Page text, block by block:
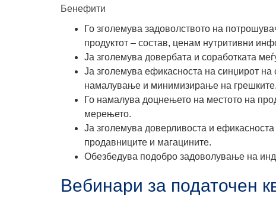
Бенефити
Го зголемува задоволството на
продуктот – состав, ценам нутритивни
Ја зголемува довербата и соработката
Ја зголемува ефикасноста на синџирот
намалување и минимизирање на грешките.
Го намалува доцнењето на местото на
мерењето.
Ја зголемува доверливоста и
продавниците и магацините.
Обезбедува подобро задоволување на
Вебинари за податочен